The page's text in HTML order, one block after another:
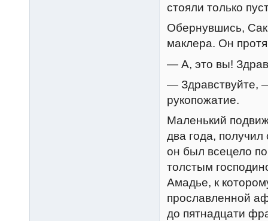
стояли только
Обернувшись,
маклера. Он
— А, это вы!
— Здравствуйте,
рукопожатие.
Маленький
два года,
он был всецело
толстым
Амадье, к
прославленной
до пятнадцати